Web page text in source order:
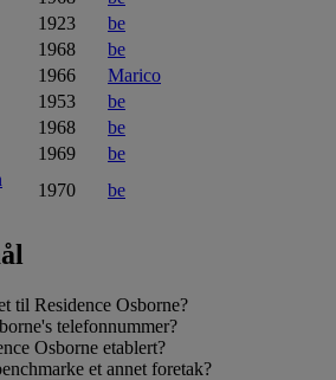
1923
be
1968
be
1966
Marico
1953
be
1968
be
1969
be
1970 be
til Residence Osborne?
telefonnummer?
Osborne etablert?
et annet foretak?